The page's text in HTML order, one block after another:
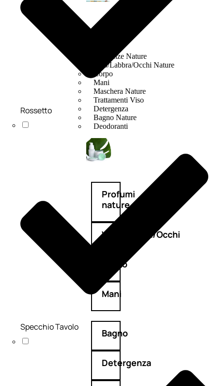
Fragranze Nature
Viso/Labbra/Occhi Nature
Corpo
Mani
Maschera Nature
Trattamenti Viso
Detergenza
Bagno Nature
Deodoranti
Profumi
nature
Viso/Labbra/Occhi
Corpo
Mani
Bagno
Detergenza
Rossetto
Specchio Tavolo